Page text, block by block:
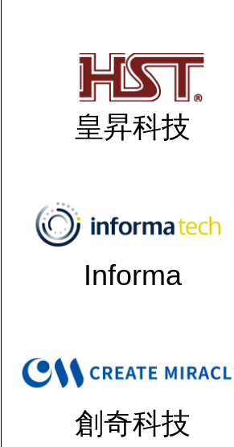
皇昇科技
Informa
創奇科技